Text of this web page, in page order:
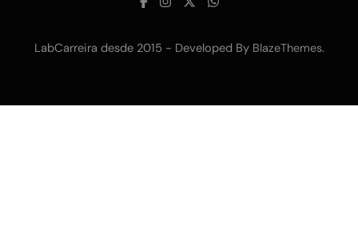
LabCarreira desde 2015 - Developed By BlazeThemes.